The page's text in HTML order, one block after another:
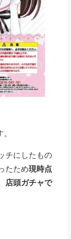
チにしたもの
たため現時点
店頭ガチャで